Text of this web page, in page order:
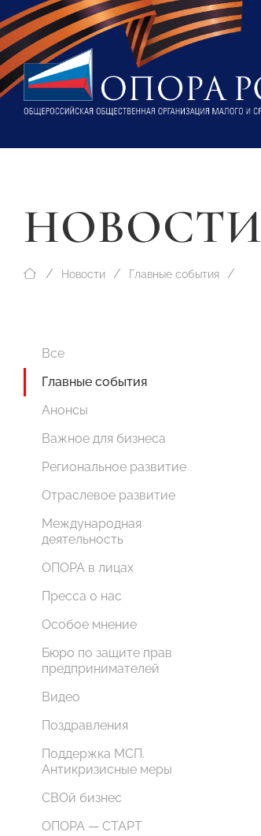
НОВОСТИ
Новости Главные события
Все
Главные события
Анонсы
Важное для бизнеса
Региональное развитие
Отраслевое развитие
Международная
деятельность
ОПОРА в лицах
Пресса о нас
Особое мнение
Бюро по защите прав
предпринимателей
Видео
Поздравления
Поддержка МСП.
Антикризисные меры
СВОй бизнес
ОПОРА — СТАРТ